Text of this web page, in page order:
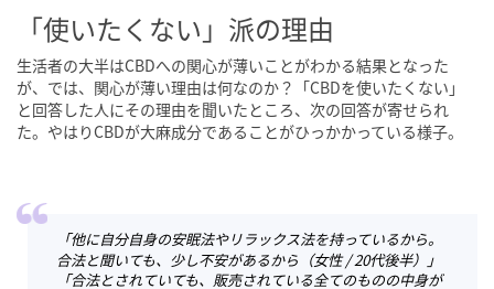
「使いたくない」派の理由
生活者の大半はCBDへの関心が薄いことがわかる結果となった
が、では、関心が薄い理由は何なのか？「CBDを使いたくない」
と回答した人にその理由を聞いたところ、次の回答が寄せられ
た。やはりCBDが大麻成分であることがひっかかっている様子。
「他に自分自身の安眠法やリラックス法を持っているから。
合法と聞いても、少し不安があるから （女性 / 20代後半） 」
「合法とされていても、販売されている全てのものの中身が